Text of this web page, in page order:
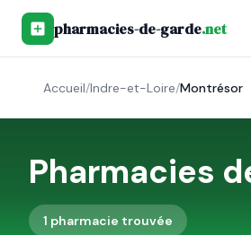
pharmacies-de-garde.net
Accueil/Indre-et-Loire/Montrésor
Pharmacies
1 pharmacie trouvée